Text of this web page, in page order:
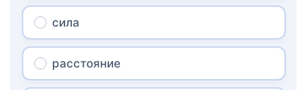
сила
расстояние